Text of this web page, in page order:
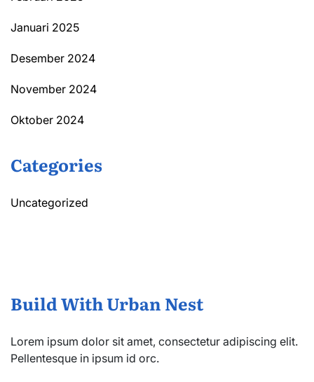
Januari 2025
Desember 2024
November 2024
Oktober 2024
Categories
Uncategorized
Build With Urban Nest
Lorem ipsum dolor sit amet, consectetur adipiscing elit.
Pellentesque in ipsum id orc.